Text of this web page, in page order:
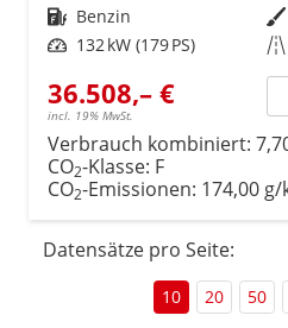
Kraftstoff Benzin Außenfarbe
Leistung 132 kW (179 PS) Kilometerstand
36.508,– €
incl. 19% MwSt.
Verbrauch kombiniert:
CO2-Klasse: F
CO2-Emissionen: 174,00 g/
Datensätze pro Seite:
10 20 50